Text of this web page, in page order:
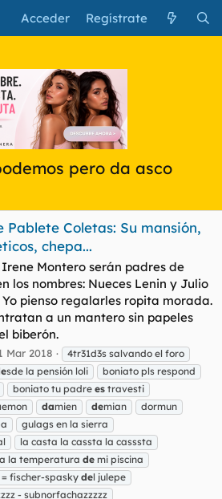
Acceder Regístrate
pero da asco
Pablete Coletas: Su mansión,
chepa...
Montero serán padres de
los nombres: Nueces Lenin y Julio
Yo pienso regalarles ropita morada.
a un mantero sin papeles
biberón.
Mar 2018
4tr31d3s salvando el foro
sde la pensión loli
boniato pls respond
boniato tu padre es travesti
emon damien demian
dormun
gulags en la sierra
la casta la cassta la casssta
la temperatura de mi piscina
fischer-spasky del julepe
- subnorfachazzzzz